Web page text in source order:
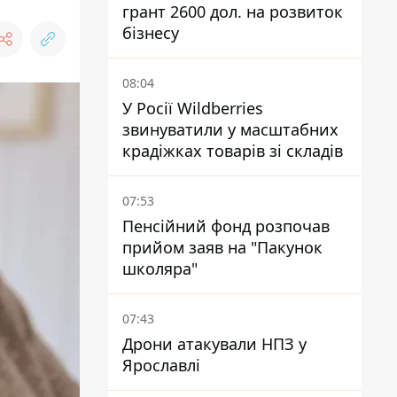
грант 2600 дол. на розвиток
бізнесу
08:04
У Росії Wildberries
звинуватили у масштабних
крадіжках товарів зі складів
07:53
Пенсійний фонд розпочав
прийом заяв на "Пакунок
школяра"
07:43
Дрони атакували НПЗ у
Ярославлі